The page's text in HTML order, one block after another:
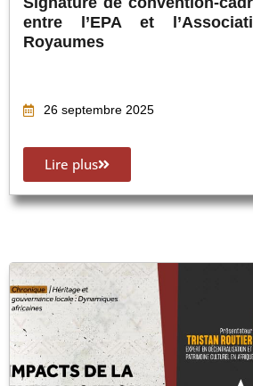
entre l’EPA et
Royaumes
26 septembre 2025
Lire plus